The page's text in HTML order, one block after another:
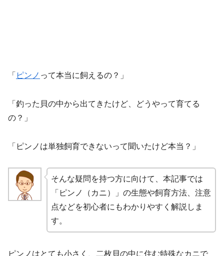
「 ピンノ って本当に飼えるの？」
「釣った貝の中から出てきたけど、どうやって育てる
の？」
「ピンノは単独飼育できないって聞いたけど本当？」
そんな疑問を持つ方に向けて、本記事では
「ピンノ（カニ）」の生態や飼育方法、注意
点などを初心者にもわかりやすく解説しま
す。
ピンノはとても小さく、二枚貝の中に住む特殊なカニで